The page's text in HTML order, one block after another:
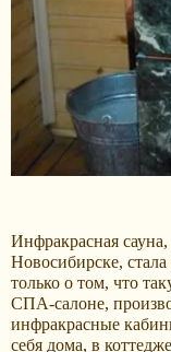
Инфракрасная
Новосибирске,
только о том, что
СПА-салоне,
инфракрасные
себя дома, в